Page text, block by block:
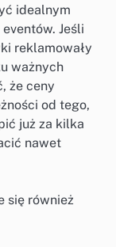
idealnym
Jeśli
reklamowały
ważnych
że ceny
od tego,
już za kilka
nawet
się również